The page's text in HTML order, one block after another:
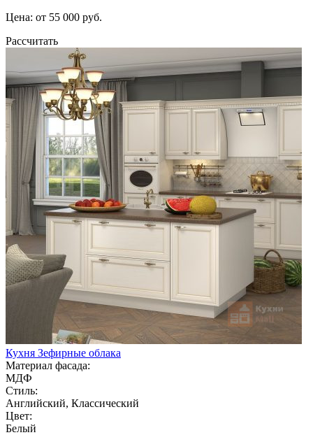
Цена: от 55 000 руб.
Рассчитать
Кухня Зефирные облака
Материал фасада:
МДФ
Стиль:
Английский, Классический
Цвет:
Белый